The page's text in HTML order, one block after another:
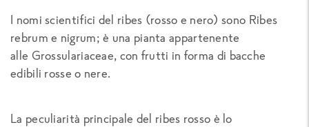
I nomi scientifici del ribes (rosso e nero) sono Ribes
rebrum e nigrum; è una pianta appartenente
alle Grossulariaceae, con frutti in forma di bacche
edibili rosse o nere.
La peculiarità principale del ribes rosso è lo